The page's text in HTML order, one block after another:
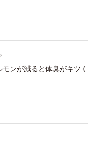
モンが減ると体臭がキツ